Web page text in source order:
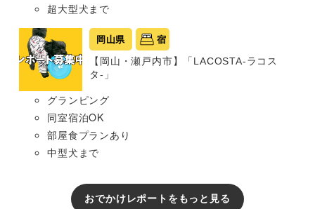
超大型犬まで
岡山県 宿
【岡山・瀬戸内市】「LACOSTA-ラコス
タ-」
グランピング
同室宿泊OK
部屋食プランあり
中型犬まで
おでかけレポートをもっと見る